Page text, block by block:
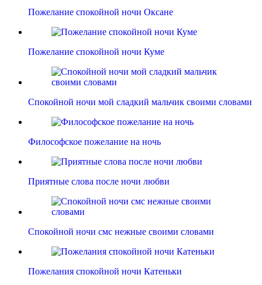
Пожелание спокойной ночи Оксане
Пожелание спокойной ночи Куме
Спокойной ночи мой сладкий мальчик своими словами
Философское пожелание на ночь
Приятные слова после ночи любви
Спокойной ночи смс нежные своими словами
Пожелания спокойной ночи Катеньки